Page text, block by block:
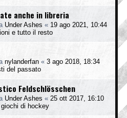
anche in libreria
Under Ashes « 19 ago 2021, 10:44
e tutto il resto
nylanderfan « 3 ago 2018, 18:34
del passato
Feldschlösschen
Under Ashes « 25 ott 2017, 16:10
di hockey